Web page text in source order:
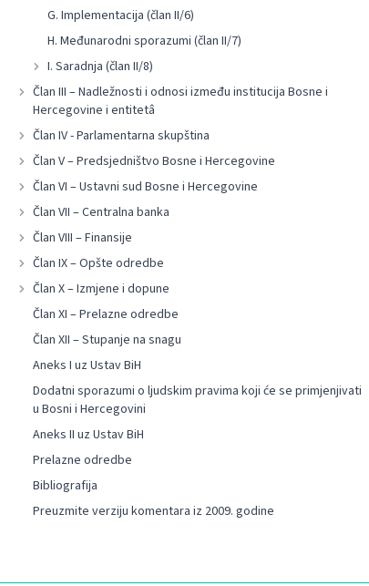
G. Implementacija (član II/6)
H. Međunarodni sporazumi (član II/7)
I. Saradnja (član II/8)
Član III – Nadležnosti i odnosi između institucija Bosne i
Hercegovine i entitetâ
Član IV - Parlamentarna skupština
Član V – Predsjedništvo Bosne i Hercegovine
Član VI – Ustavni sud Bosne i Hercegovine
Član VII – Centralna banka
Član VIII – Finansije
Član IX – Opšte odredbe
Član X – Izmjene i dopune
Član XI – Prelazne odredbe
Član XII – Stupanje na snagu
Aneks I uz Ustav BiH
Dodatni sporazumi o ljudskim pravima koji će se primjenjivati
u Bosni i Hercegovini
Aneks II uz Ustav BiH
Prelazne odredbe
Bibliografija
Preuzmite verziju komentara iz 2009. godine